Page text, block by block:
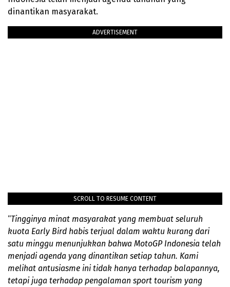
dinantikan masyarakat.
ADVERTISEMENT
SCROLL TO RESUME CONTENT
“Tingginya minat masyarakat yang membuat seluruh
kuota Early Bird habis terjual dalam waktu kurang dari
satu minggu menunjukkan bahwa MotoGP Indonesia telah
menjadi agenda yang dinantikan setiap tahun. Kami
melihat antusiasme ini tidak hanya terhadap balapannya,
tetapi juga terhadap pengalaman sport tourism yang